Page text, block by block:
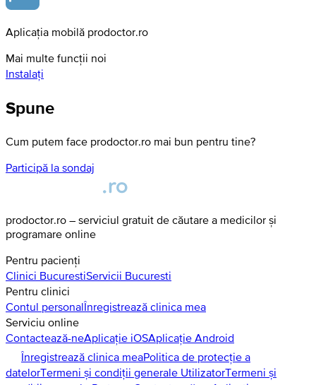
Aplicația mobilă prodoctor.ro
Mai multe funcții noi
Instalați
Spune
Cum putem face prodoctor.ro mai bun pentru tine?
Participă la sondaj
prodoctor.ro – serviciul gratuit de căutare a medicilor și
programare online
Pentru pacienți
Clinici BucurestiServicii Bucuresti
Pentru clinici
Contul personalÎnregistrează clinica mea
Serviciu online
Contactează-neAplicație iOSAplicație Android
Înregistrează clinica meaPolitica de protecție a
datelorTermeni și condiții generale UtilizatorTermeni și